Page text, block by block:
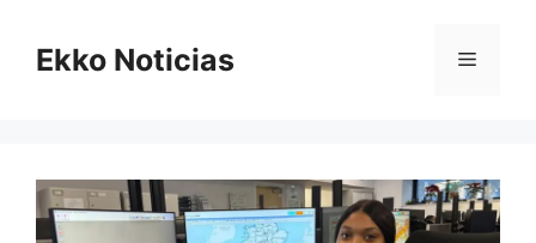
contenido
Ekko Noticias Menú